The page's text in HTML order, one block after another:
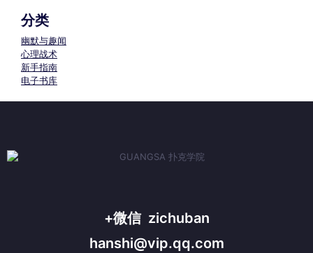
分类
幽默与趣闻
心理战术
新手指南
电子书库
+微信 zichuban
hanshi@vip.qq.com